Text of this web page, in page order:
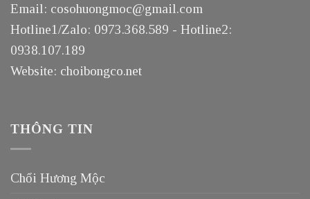
Email: cosohuongmoc@gmail.com
Hotline1/Zalo: 0973.368.589 - Hotline2:
0938.107.189
Website: choibongco.net
THÔNG TIN
Chổi Hương Mộc